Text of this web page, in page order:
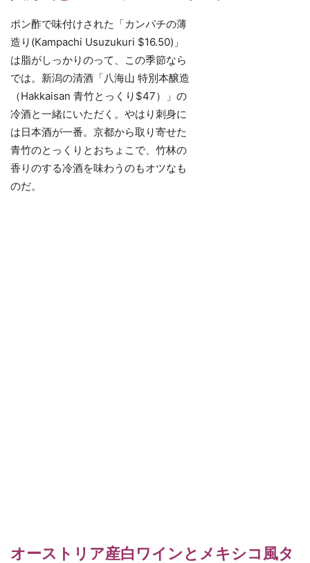
ポン酢で味付けされた「カンパチの薄
造り(Kampachi Usuzukuri $16.50)」
は脂がしっかりのって、この季節なら
では。新潟の清酒「八海山 特別本醸造
（Hakkaisan 青竹とっくり$47）」の
冷酒と一緒にいただく。やはり刺身に
は日本酒が一番。京都から取り寄せた
青竹のとっくりとおちょこで、竹林の
香りのする冷酒を味わうのもオツなも
のだ。
オーストリア産白ワインとメキシコ風タ